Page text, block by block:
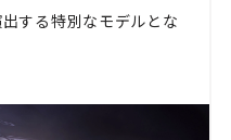
する特別なモデルとな